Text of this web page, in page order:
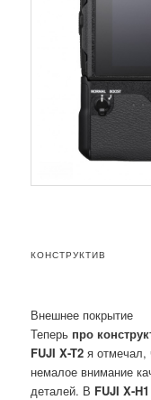
КОНСТРУКТИВ
Внешнее покрытие
Теперь про
FUJI X-T2 я отмечал,
немалое внимание
деталей. В FUJI X-H1